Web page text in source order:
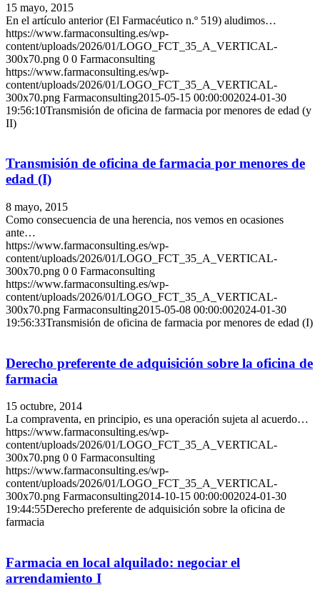
15 mayo, 2015
En el artículo anterior (El Farmacéutico n.º 519) aludimos…
https://www.farmaconsulting.es/wp-
content/uploads/2026/01/LOGO_FCT_35_A_VERTICAL-
300x70.png 0 0 Farmaconsulting
https://www.farmaconsulting.es/wp-
content/uploads/2026/01/LOGO_FCT_35_A_VERTICAL-
300x70.png Farmaconsulting2015-05-15 00:00:002024-01-30
19:56:10Transmisión de oficina de farmacia por menores de edad (y
II)
Transmisión de oficina de farmacia por menores de
edad (I)
8 mayo, 2015
Como consecuencia de una herencia, nos vemos en ocasiones
ante…
https://www.farmaconsulting.es/wp-
content/uploads/2026/01/LOGO_FCT_35_A_VERTICAL-
300x70.png 0 0 Farmaconsulting
https://www.farmaconsulting.es/wp-
content/uploads/2026/01/LOGO_FCT_35_A_VERTICAL-
300x70.png Farmaconsulting2015-05-08 00:00:002024-01-30
19:56:33Transmisión de oficina de farmacia por menores de edad (I)
Derecho preferente de adquisición sobre la oficina de
farmacia
15 octubre, 2014
La compraventa, en principio, es una operación sujeta al acuerdo…
https://www.farmaconsulting.es/wp-
content/uploads/2026/01/LOGO_FCT_35_A_VERTICAL-
300x70.png 0 0 Farmaconsulting
https://www.farmaconsulting.es/wp-
content/uploads/2026/01/LOGO_FCT_35_A_VERTICAL-
300x70.png Farmaconsulting2014-10-15 00:00:002024-01-30
19:44:55Derecho preferente de adquisición sobre la oficina de
farmacia
Farmacia en local alquilado: negociar el
arrendamiento I